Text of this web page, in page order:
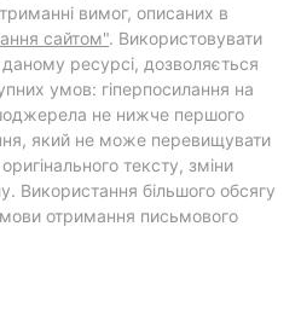
вимог, описаних в
сайтом". Використовувати
ресурсі, дозволяється
умов: гіперпосилання на
не нижче першого
який не може перевищувати
тексту, зміни
Використання більшого обсягу
отримання письмового